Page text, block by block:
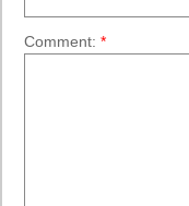
Comment: *